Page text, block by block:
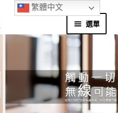
選單
繁體中文